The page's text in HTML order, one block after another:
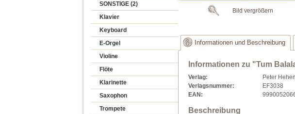
SONSTIGE (2)
Klavier
Keyboard
E-Orgel
Violine
Flöte
Klarinette
Saxophon
Trompete
Bild vergrößern
Informationen und Beschreibung
Informationen zu "Tum
Verlag:
Peter
Verlagsnummer:
EF3038
EAN:
Beschreibung